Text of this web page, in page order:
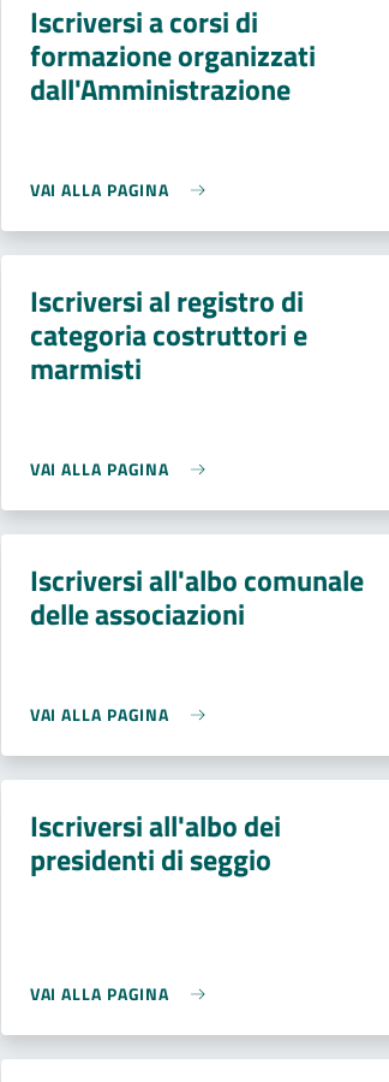
Iscriversi a corsi di
formazione organizzati
dall'Amministrazione
VAI ALLA PAGINA
Iscriversi al registro di
categoria costruttori e
marmisti
VAI ALLA PAGINA
Iscriversi all'albo comunale
delle associazioni
VAI ALLA PAGINA
Iscriversi all'albo dei
presidenti di seggio
VAI ALLA PAGINA